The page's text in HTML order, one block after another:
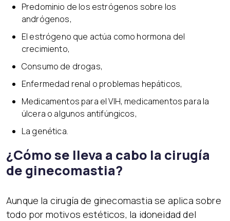
Predominio de los estrógenos sobre los
andrógenos,
El estrógeno que actúa como hormona del
crecimiento,
Consumo de drogas,
Enfermedad renal o problemas hepáticos,
Medicamentos para el VIH, medicamentos para la
úlcera o algunos antifúngicos,
La genética.
¿Cómo se lleva a cabo la cirugía
de ginecomastia?
Aunque la cirugía de ginecomastia se aplica sobre
todo por motivos estéticos, la idoneidad del